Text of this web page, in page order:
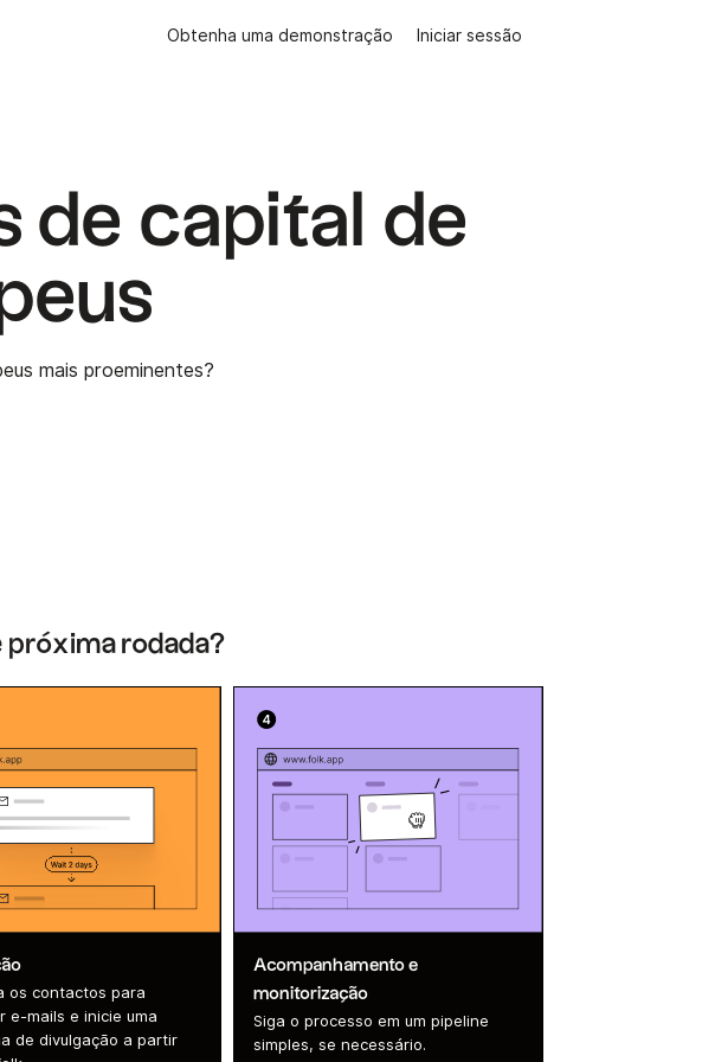
Obtenha uma demonstração Iniciar sessão
de capital de
mais proeminentes?
próxima rodada?
os contactos para
e-mails e inicie uma
de divulgação a partir
Acompanhamento e
monitorização
Siga o processo em um pipeline
simples, se necessário.